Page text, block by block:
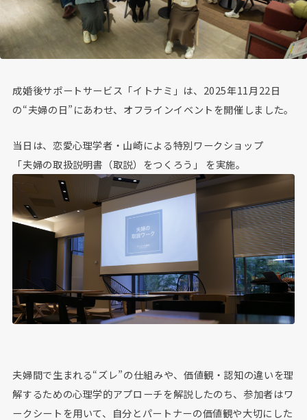
成婚後サポートサービス「イトナミ」は、2025年11月22日
の“夫婦の日”にあわせ、オフラインイベントを開催しました。
当日は、恋愛心理学者・山崎による特別ワークショップ
「夫婦の取扱説明書（取説）をつくろう」 を実施。
夫婦間で生まれる“ズレ”の仕組みや、価値観・認知の違いを理
解するための心理学的アプローチを解説したのち、参加者はワ
ークシートを用いて、自分とパートナーの価値観や大切にした